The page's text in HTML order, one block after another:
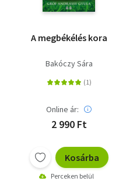
A megbékélés kora
Bakóczy Sára
Online ár:
2 990 Ft
Kosárba
Perceken belül